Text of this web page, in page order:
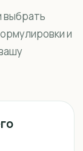
выбрать
и